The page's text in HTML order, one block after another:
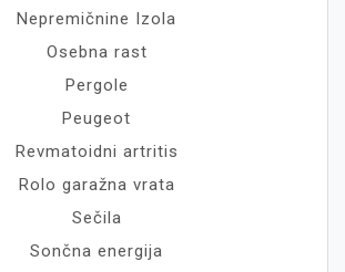
Nepremičnine Izola
Osebna rast
Pergole
Peugeot
Revmatoidni artritis
Rolo garažna vrata
Sečila
Sončna energija